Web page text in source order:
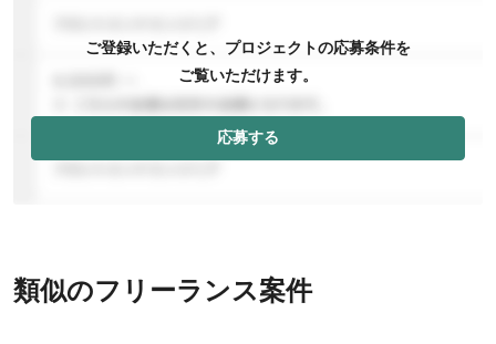
ご登録いただくと、プロジェクトの応募条件を
ご覧いただけます。
応募する
類似のフリーランス案件